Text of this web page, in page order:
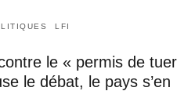
LFI
le « permis de tuer
le débat, le pays s’en